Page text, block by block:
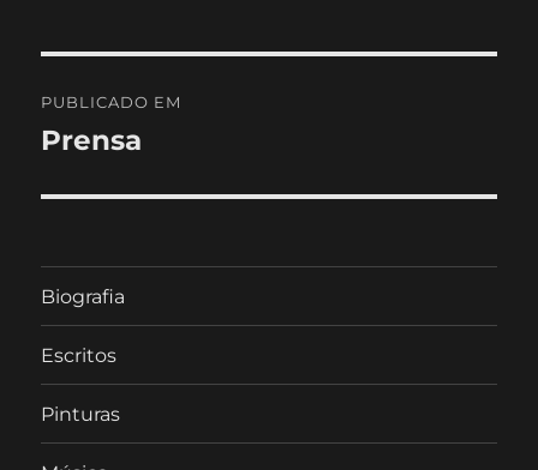
de
PUBLICADO EM
Prensa
Biografia
Escritos
Pinturas